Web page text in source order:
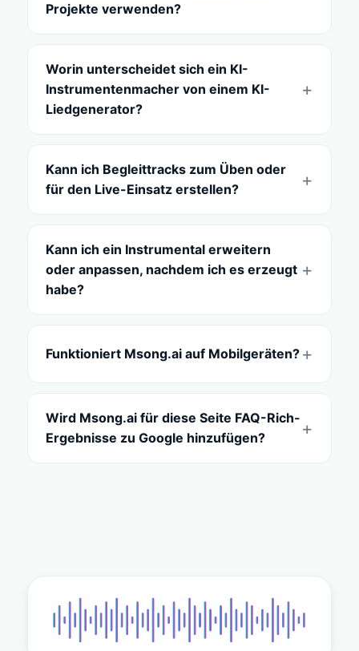
Projekte verwenden?
Worin unterscheidet sich ein KI-
Instrumentenmacher von einem KI-
Liedgenerator?
Kann ich Begleittracks zum Üben oder
für den Live-Einsatz erstellen?
Kann ich ein Instrumental erweitern
oder anpassen, nachdem ich es erzeugt
habe?
Funktioniert Msong.ai auf Mobilgeräten?
Wird Msong.ai für diese Seite FAQ-Rich-
Ergebnisse zu Google hinzufügen?